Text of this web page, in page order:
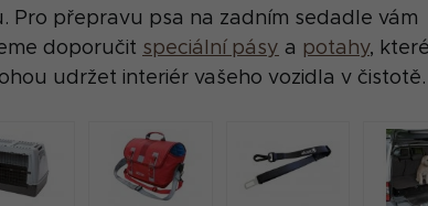
Pro přepravu psa na zadním sedadle vám
doporučit speciální pásy a potahy,
udržet interiér vašeho vozidla v čistotě.